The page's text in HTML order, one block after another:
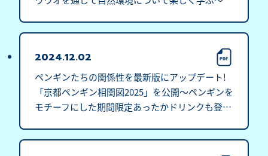
2024.12.02
ペンギンたちの関係性を最新版にアップデート!
「京都ペンギン相関図2025」を公開～ペンギンを
モチーフにした期間限定あったかドリンクも登場